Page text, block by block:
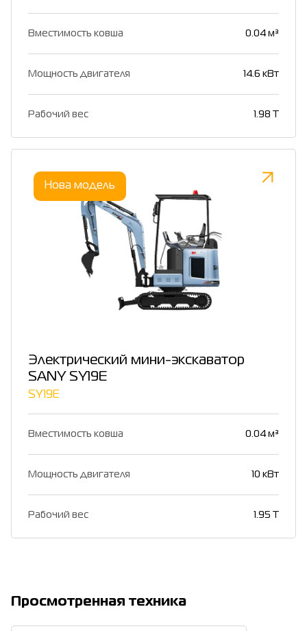
Вместимость ковша 0.04 м³
Мощность двигателя 14.6 кВт
Рабочий вес 1.98 T
Нова модель
Электрический мини-экскаватор
SANY SY19E
SY19E
Вместимость ковша 0.04 м³
Мощность двигателя 10 кВт
Рабочий вес 1.95 T
Просмотренная техника